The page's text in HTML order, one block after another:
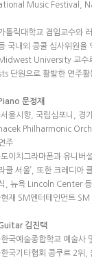
Music Festival,
톨릭대학교 겸임교수와
국내외 콩쿨 심사위원을
Midwest University 교수
단원으로 활발한 연주활
Piano 문정재
울시향, 국립심포니, 경
Philharmonic
주
이치그라마폰과 유니버
클 서울’, 또한 크레디아
, 뉴욕 Lincoln Center 등
재 SM엔터테인먼트 SM
김진택
국예술종합학교 예술사
국기타협회 콩쿠르 2위,